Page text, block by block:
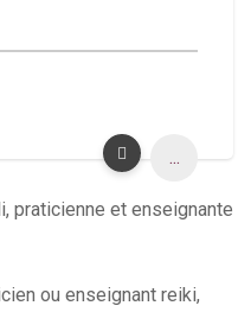
...
praticienne et enseignante
ou enseignant reiki,